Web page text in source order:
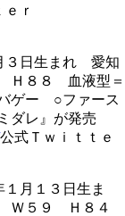
ｒ
３日生まれ 愛知
８８ 血液型＝
ゲー ○ファース
ダレ』が発売
公式Ｔｗｉｔｔｅ
１月１３日生ま
Ｗ５９ Ｈ８４